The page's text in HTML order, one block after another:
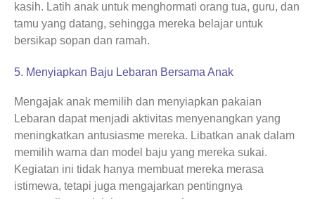
kasih. Latih anak untuk menghormati orang tua, guru, dan
tamu yang datang, sehingga mereka belajar untuk
bersikap sopan dan ramah.
5. Menyiapkan Baju Lebaran Bersama Anak
Mengajak anak memilih dan menyiapkan pakaian
Lebaran dapat menjadi aktivitas menyenangkan yang
meningkatkan antusiasme mereka. Libatkan anak dalam
memilih warna dan model baju yang mereka sukai.
Kegiatan ini tidak hanya membuat mereka merasa
istimewa, tetapi juga mengajarkan pentingnya